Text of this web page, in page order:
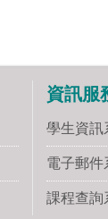
資訊服
學生資訊
電子郵件
課程查詢